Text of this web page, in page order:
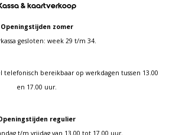
& kaartverkoop
Openingstijden zomer
gesloten: week 29 t/m 34.
telefonisch bereikbaar op werkdagen tussen 13.00
en 17.00 uur.
regulier
t/m vrijdag van 13.00 tot 17.00 uur.